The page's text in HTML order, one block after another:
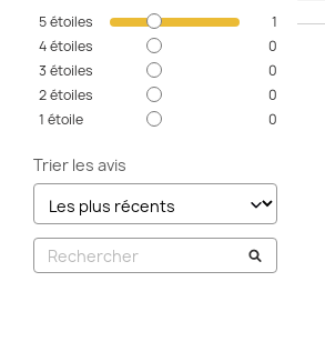
5étoiles
1
4étoiles
0
3 étoiles
0
2étoiles
0
1 étoile 0
Trier les avis